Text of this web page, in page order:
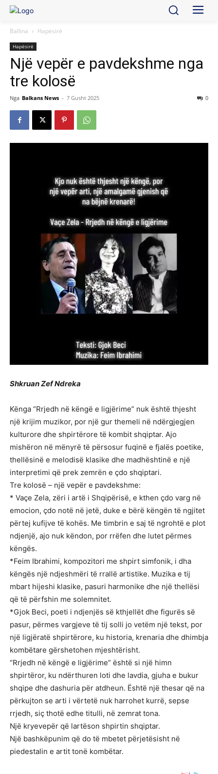
Ballina Hapësirë
Hapësirë
Një vepër e pavdekshme nga
tre kolosë
Nga Balkans News - 7 Gusht 2025 0
Shkruan Zef Ndreka
Kënga “Rrjedh në këngë e ligjërime” nuk është thjesht
një krijim muzikor, por një gur themeli në ndërgjegjen
kulturore dhe shpirtërore të kombit shqiptar. Ajo
mishëron në mënyrë të përsosur fuqinë e fjalës poetike,
thellësinë e melodisë klasike dhe madhështinë e një
interpretimi që prek zemrën e çdo shqiptari.
Tre kolosë – një vepër e pavdekshme:
* Vaçe Zela, zëri i artë i Shqipërisë, e kthen çdo varg në
emocion, çdo notë në jetë, duke e bërë këngën të ngjitet
përtej kufijve të kohës. Me timbrin e saj të ngrohtë e plot
ndjenjë, ajo nuk këndon, por rrëfen dhe lutet përmes
këngës.
*Feim Ibrahimi, kompozitori me shpirt simfonik, i dha
këngës një ndjeshmëri të rrallë artistike. Muzika e tij
mbart hijeshi klasike, pasuri harmonike dhe një thellësi
që të përfshin me solemnitet.
*Gjok Beci, poeti i ndjenjës së kthjellët dhe figurës së
pasur, përmes vargjeve të tij solli jo vetëm një tekst, por
një ligjëratë shpirtërore, ku historia, krenaria dhe dhimbja
kombëtare gërshetohen mjeshtërisht.
“Rrjedh në këngë e ligjërime” është si një himn
shpirtëror, ku ndërthuren loti dhe lavdia, gjuha e bukur
shqipe dhe dashuria për atdheun. Është një thesar që na
përkujton se arti i vërtetë nuk harrohet kurrë, sepse
rrjedh, siç thotë edhe titulli, në zemrat tona.
Një kryevepër që lartëson shpirtin shqiptar.
Një bashkëpunim që do të mbetet përjetësisht në
piedestalin e artit tonë kombëtar.